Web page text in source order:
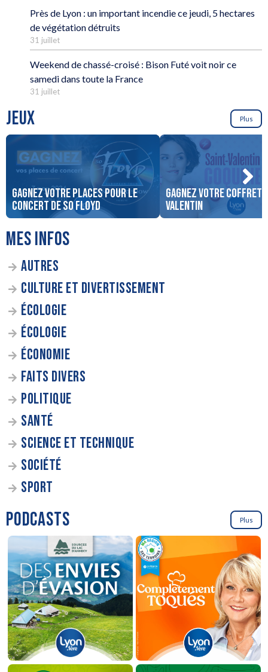
Près de Lyon : un important incendie ce jeudi, 5 hectares
de végétation détruits
31 juillet
Weekend de chassé-croisé : Bison Futé voit noir ce
samedi dans toute la France
31 juillet
JEUX Plus
Gagnez votre places pour le
concert de So Floyd
Gagnez votre coffret
Valentin
MES INFOS
AUTRES
CULTURE ET DIVERTISSEMENT
ÉCOLOGIE
ÉCOLOGIE
ÉCONOMIE
FAITS DIVERS
POLITIQUE
SANTÉ
SCIENCE ET TECHNIQUE
SOCIÉTÉ
SPORT
PODCASTS Plus